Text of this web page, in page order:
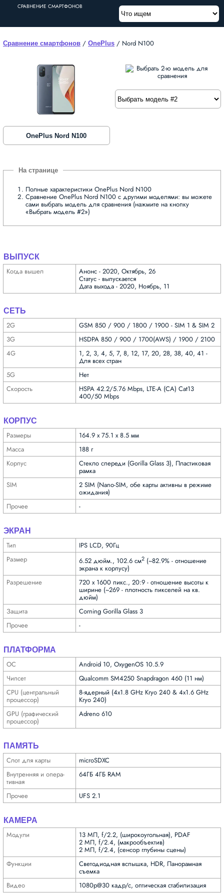
СРАВНЕНИЕ СМАРТФОНОВ
Сравнение смартфонов / OnePlus / Nord N100
OnePlus Nord N100
Полные характеристики OnePlus Nord N100
Сравнение OnePlus Nord N100 с другими моделями: вы можете
сами выбрать модель для сравнения (нажмите на кнопку
«Выбрать модель #2»)
ВЫПУСК
Когда вышел Анонс - 2020, Октябрь, 26
Статус - выпускается
Дата выхода - 2020, Ноябрь, 11
СЕТЬ
2G
GSM 850 / 900 / 1800 / 1900 - SIM 1 & SIM 2
3G
HSDPA 850 / 900 / 1700(AWS) / 1900 / 2100
4G
1, 2, 3, 4, 5, 7, 8, 12, 17, 20, 28, 38, 40, 41 -
Для всех стран
5G
Нет
Скорость
HSPA 42.2/5.76 Mbps, LTE-A (CA) Cat13
400/50 Mbps
КОРПУС
Размеры
164.9 x 75.1 x 8.5 мм
Масса
188 г
Корпус
Стекло спереди (Gorilla Glass 3), Пластиковая
рамка
SIM
2 SIM (Nano-SIM, обе карты активны в режиме
ожидания)
Прочее
-
ЭКРАН
Тип
IPS LCD, 90Гц
Размер
6.52 дюйм., 102.6 см2 (~82.9% - отношение
экрана к корпусу)
Разре­шение
720 x 1600 пикс., 20:9 - отношение высоты к
ширине (~269 - плотность пикселей на кв.
дюйм)
Защита
Corning Gorilla Glass 3
Прочее
-
ПЛАТФОРМА
ОС
Android 10, OxygenOS 10.5.9
Чипсет
Qualcomm SM4250 Snapdragon 460 (11 нм)
CPU (централь­ный
процес­сор)
8-ядерный (4x1.8 GHz Kryo 240 & 4x1.6 GHz
Kryo 240)
GPU (графи­ческий
процес­сор)
Adreno 610
ПАМЯТЬ
Слот для карты
microSDXC
Внутрен­няя и опера­
тивная
64ГБ 4ГБ RAM
Прочее UFS 2.1
КАМЕРА
Модули 13 МП, f/2.2, (широкоугольная), PDAF
2 МП, f/2.4, (макрообъектив)
2 МП, f/2.4, (сенсор глубины сцены)
Функ­ции
Светодиодная вспышка, HDR, Панорамная
съемка
Видео
1080p@30 кадр/с, оптическая стабилизация